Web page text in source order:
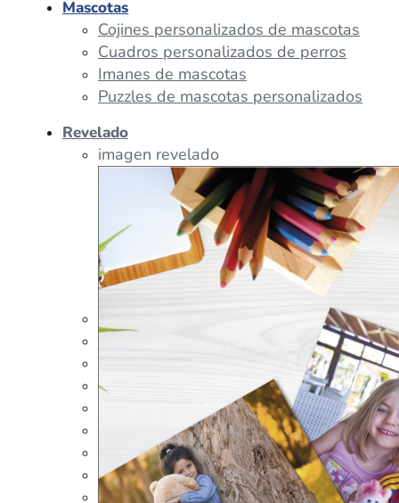
Tazas Personalizadas
Peluches Personalizados
Portalápices Personalizados
Puzles Personalizados
Juegos de Mesa
Alfombrillas Personalizadas
Lámparas LED
Mascotas
Cojines personalizados de mascotas
Cuadros personalizados de perros
Imanes de mascotas
Puzzles de mascotas personalizados
Revelado
imagen revelado